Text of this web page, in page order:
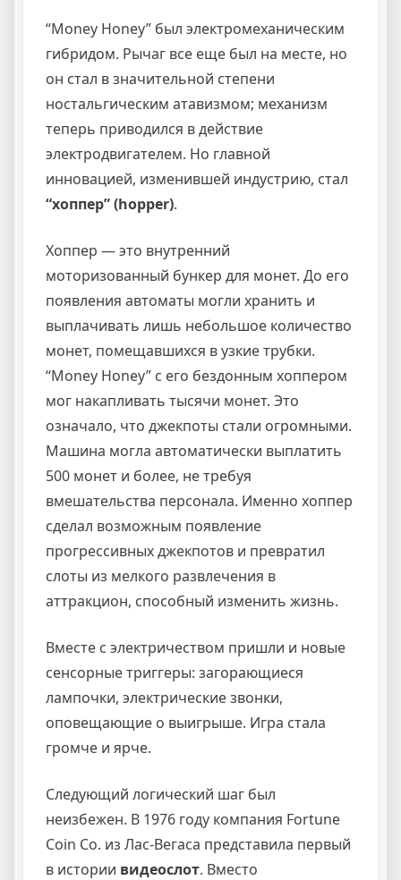
“Money Honey” был электромеханическим
гибридом. Рычаг все еще был на месте, но
он стал в значительной степени
ностальгическим атавизмом; механизм
теперь приводился в действие
электродвигателем. Но главной
инновацией, изменившей индустрию, стал
“хоппер” (hopper).
Хоппер — это внутренний
моторизованный бункер для монет. До его
появления автоматы могли хранить и
выплачивать лишь небольшое количество
монет, помещавшихся в узкие трубки.
“Money Honey” с его бездонным хоппером
мог накапливать тысячи монет. Это
означало, что джекпоты стали огромными.
Машина могла автоматически выплатить
500 монет и более, не требуя
вмешательства персонала. Именно хоппер
сделал возможным появление
прогрессивных джекпотов и превратил
слоты из мелкого развлечения в
аттракцион, способный изменить жизнь.
Вместе с электричеством пришли и новые
сенсорные триггеры: загорающиеся
лампочки, электрические звонки,
оповещающие о выигрыше. Игра стала
громче и ярче.
Следующий логический шаг был
неизбежен. В 1976 году компания Fortune
Coin Co. из Лас-Вегаса представила первый
в истории видеослот. Вместо